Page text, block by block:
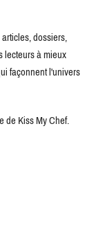
dossiers,
lecteurs à mieux
façonnent l'univers
de Kiss My Chef.